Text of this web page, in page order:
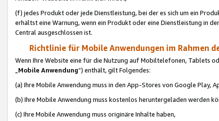
(f) jedes Produkt oder jede Dienstleistung, bei der es sich um ein
erhältst eine Warnung, wenn ein Produkt oder eine Dienstleistung in
Central ausgeschlossen ist.
Richtlinie für Mobile Anwendungen im Rahmen
Wenn Ihre Website eine für die Nutzung auf Mobiltelefonen, Tablets
„Mobile Anwendung“) enthält, gilt Folgendes:
(a) Ihre Mobile Anwendung muss in den App-Stores von Google Play,
(b) Ihre Mobile Anwendung muss kostenlos heruntergeladen werden
(c) Ihre Mobile Anwendung muss originäre Inhalte haben,